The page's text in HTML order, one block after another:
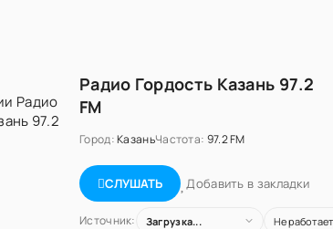
Радио Гордость Казань 97.2
FM
Город:КазаньЧастота: 97.2 FM
СЛУШАТЬ Добавить в закладки
Источник: Загрузка... Не